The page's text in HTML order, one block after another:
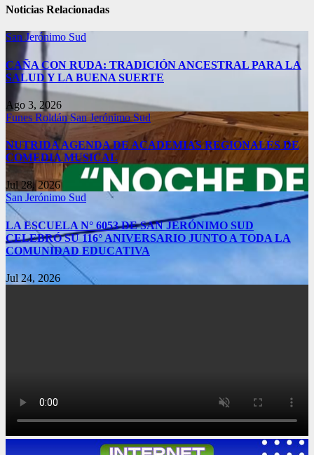
Noticias Relacionadas
San Jerónimo Sud
CAÑA CON RUDA: TRADICIÓN ANCESTRAL PARA LA
SALUD Y LA BUENA SUERTE
Ago 3, 2026
Funes RoldánSan Jerónimo Sud
NUTRIDA AGENDA DE ACADEMIAS REGIONALES DE
COMEDIA MUSICAL
Jul 28, 2026
San Jerónimo Sud
LA ESCUELA N° 6053 DE SAN JERÓNIMO SUD
CELEBRÓ SU 116° ANIVERSARIO JUNTO A TODA LA
COMUNIDAD EDUCATIVA
Jul 24, 2026